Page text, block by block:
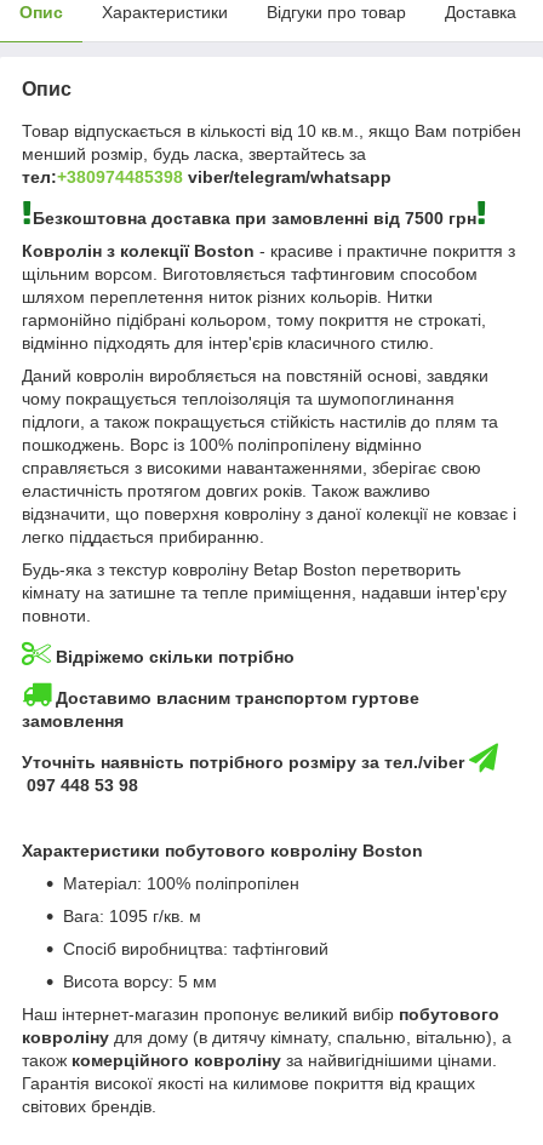
Опис Характеристики Відгуки про товар Доставка
Опис
Товар відпускається в кількості від 10 кв.м., якщо Вам потрібен
менший розмір, будь ласка, звертайтесь за
тел:+380974485398 viber/telegram/whatsapp
Безкоштовна доставка при замовленні від 7500 грн
Ковролін з колекції Boston - красиве і практичне покриття з
щільним ворсом. Виготовляється тафтинговим способом
шляхом переплетення ниток різних кольорів. Нитки
гармонійно підібрані кольором, тому покриття не строкаті,
відмінно підходять для інтер'єрів класичного стилю.
Даний ковролін виробляється на повстяній основі, завдяки
чому покращується теплоізоляція та шумопоглинання
підлоги, а також покращується стійкість настилів до плям та
пошкоджень. Ворс із 100% поліпропілену відмінно
справляється з високими навантаженнями, зберігає свою
еластичність протягом довгих років. Також важливо
відзначити, що поверхня ковроліну з даної колекції не ковзає і
легко піддається прибиранню.
Будь-яка з текстур ковроліну Betap Boston перетворить
кімнату на затишне та тепле приміщення, надавши інтер'єру
повноти.
Відріжемо скільки потрібно
Доставимо власним транспортом гуртове
замовлення
Уточніть наявність потрібного розміру за тел./viber
097 448 53 98
Характеристики побутового ковроліну Boston
Матеріал: 100% поліпропілен
Вага: 1095 г/кв. м
Спосіб виробництва: тафтінговий
Висота ворсу: 5 мм
Наш інтернет-магазин пропонує великий вибір побутового
ковроліну для дому (в дитячу кімнату, спальню, вітальню), а
також комерційного ковроліну за найвигіднішими цінами.
Гарантія високої якості на килимове покриття від кращих
світових брендів.